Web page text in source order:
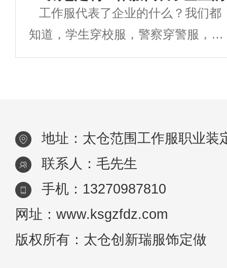
可能伴有风
求。设计打样：根据需求，校服厂
打样，提供校服的设计稿和样品供学
工作服代表了企业的什么？我们都
知道，学生穿校服，警察穿警服，军
人须穿军装，各商务人员也有自己相
市、银行、酒
地址：太仓范围工作服职业装
联系人：毛先生
手机：13270987810
网址：www.ksgzfdz.com
版权所有：太仓创新瑞服饰定做